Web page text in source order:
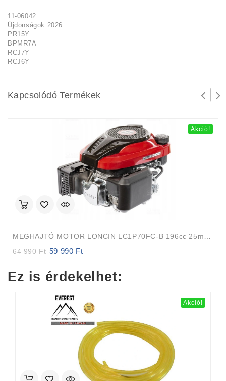
11-06042
Újdonságok 2026
PR15Y
BPMR7A
RCJ7Y
RCJ6Y
Kapcsolódó Termékek
Akció!
64 990Ft
Original
64
59 990 Ft
59
Ez is érdekelhet:
Akció!